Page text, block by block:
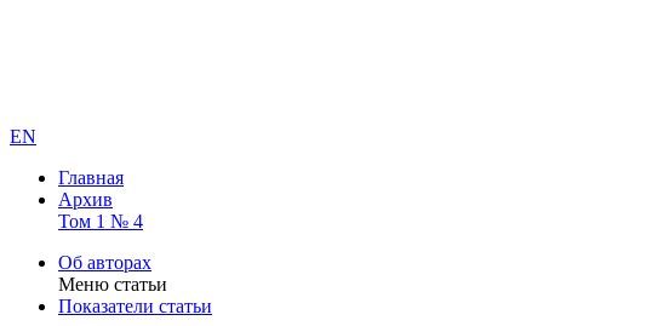
EN
Главная
Архив
Том 1 № 4
Об авторах
Меню статьи
Показатели статьи